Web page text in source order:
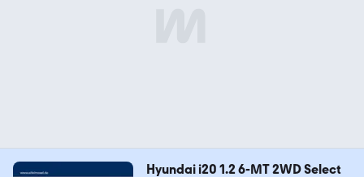
Hyundai i20 1.2 6-MT 2WD Select